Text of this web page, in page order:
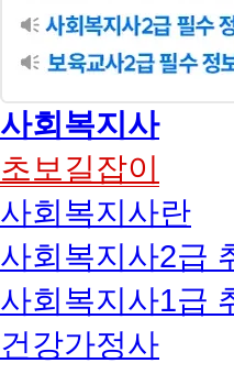
사회복지사
초보길잡이
사회복지사란
사회복지사2급
사회복지사1급
건강가정사